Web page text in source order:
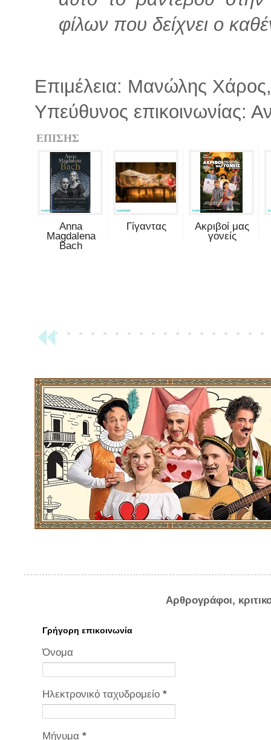
φίλων που δείχνει ο
Επιμέλεια: Μανώλης
Υπεύθυνος επικοινωνίας:
ΕΠΙΣΗΣ
Anna
Magdalena
Bach
Γίγαντας
Ακριβοί μας
γονείς
Αρθρογράφοι,
Γρήγορη επικοινωνία
Όνομα
Ηλεκτρονικό ταχυδρομείο *
Μήνυμα *